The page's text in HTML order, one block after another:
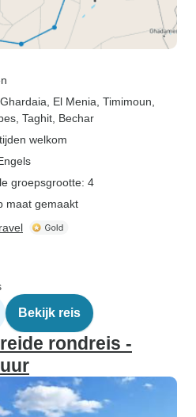
, Ghardaia , El Menia , Timimoun
, Taghit , Bechar
welkom
groepsgrootte: 4
maat gemaakt
Bekijk reis
rondreis -